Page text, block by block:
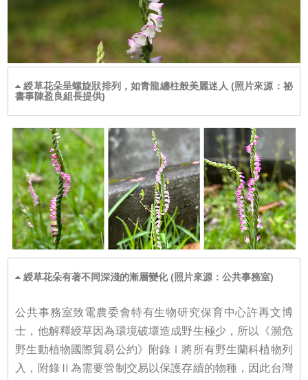
綬草花朵呈螺旋狀排列，如青龍纏柱般美麗迷人 (照片來源：祕
書事陳盈良組長提供)
綬草花朵有著不同深淺的漸層變化 (照片來源：公共事務室)
公共事務室致電農委會特有生物研究保育中心許再文博
士，他解釋綬草因為環境破壞造成野生極少，所以《瀕危
野生動植物國際貿易公約》附錄Ⅰ將所有野生蘭科植物列
入，附錄Ⅱ為需要管制交易以保護存續的物種，因此台灣